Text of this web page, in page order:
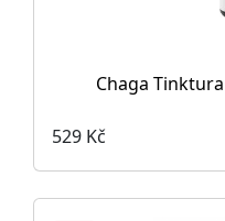
Chaga
529 Kč